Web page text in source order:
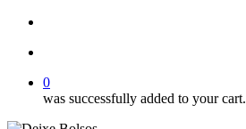
0
was successfully added to your cart.